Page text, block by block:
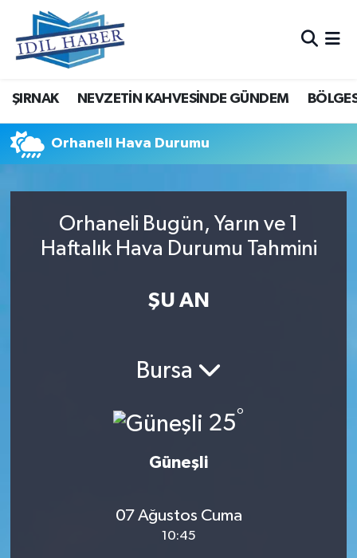
ŞIRNAK NEVZETİN KAHVESİNDE GÜNDEM
Orhaneli Hava Durumu
Orhaneli Bugün, Yarın ve 1
Haftalık Hava Durumu Tahmini
ŞU AN
Bursa
25°
Güneşli
07 Ağustos Cuma
10:45
Nöbetçi Eczaneler
Hava Durumu
Trafik Durumu
Tüm Manşetler